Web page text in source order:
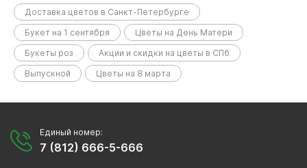
Доставка цветов в Санкт-Петербурге
Букет на 1 сентября
Цветы на День Матери
Букеты роз
Акции и скидки на цветы в СПб
Выпускной
Цветы на 8 марта
Единый номер:
7 (812) 666-5-666